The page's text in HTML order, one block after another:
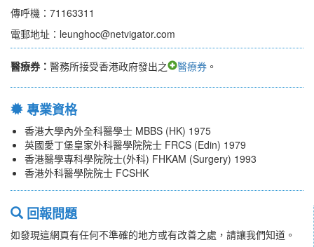
傳呼機：71163311
電郵地址：leunghoc@netvigator.com
醫療券： 醫務所接受香港政府發出之 醫療券 。
專業資格
香港大學內外全科醫學士 MBBS (HK) 1975
英國愛丁堡皇家外科醫學院院士 FRCS (Edin) 1979
香港醫學專科學院院士(外科) FHKAM (Surgery) 1993
香港外科醫學院院士 FCSHK
回報問題
如發現這網頁有任何不準確的地方或有改善之處，請讓我們知道。